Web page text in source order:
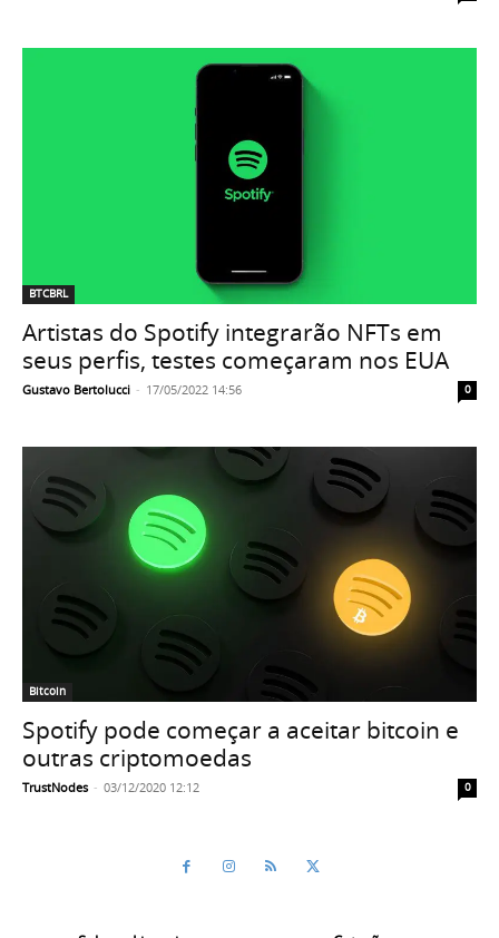
BTCBRL
Artistas do Spotify integrarão NFTs em
seus perfis, testes começaram nos EUA
Gustavo Bertolucci - 17/05/2022 14:56 0
Bitcoin
Spotify pode começar a aceitar bitcoin e
outras criptomoedas
TrustNodes - 03/12/2020 12:12 0